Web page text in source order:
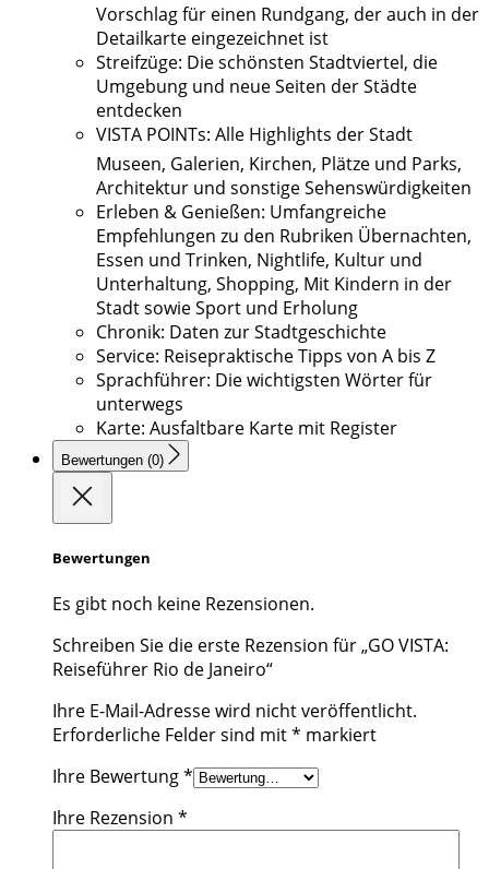
Vorschlag für einen Rundgang, der auch in der
Detailkarte eingezeichnet ist
Streifzüge: Die schönsten Stadtviertel, die
Umgebung und neue Seiten der Städte
entdecken
VISTA POINTs: Alle Highlights der Stadt 
Museen, Galerien, Kirchen, Plätze und Parks,
Architektur und sonstige Sehenswürdigkeiten
Erleben & Genießen: Umfangreiche
Empfehlungen zu den Rubriken Übernachten,
Essen und Trinken, Nightlife, Kultur und
Unterhaltung, Shopping, Mit Kindern in der
Stadt sowie Sport und Erholung
Chronik: Daten zur Stadtgeschichte
Service: Reisepraktische Tipps von A bis Z
Sprachführer: Die wichtigsten Wörter für
unterwegs
Karte: Ausfaltbare Karte mit Register
Bewertungen (0)
Bewertungen
Es gibt noch keine Rezensionen.
Schreiben Sie die erste Rezension für „GO VISTA:
Reiseführer Rio de Janeiro“
Ihre E-Mail-Adresse wird nicht veröffentlicht.
Erforderliche Felder sind mit* markiert
Ihre Bewertung*
Ihre Rezension *